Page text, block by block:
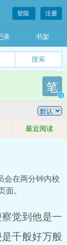
搜索
登陆 注册
录 书架
笔
v
最近阅读
会在两分钟内校
面。
觉到他是一
千般好万般